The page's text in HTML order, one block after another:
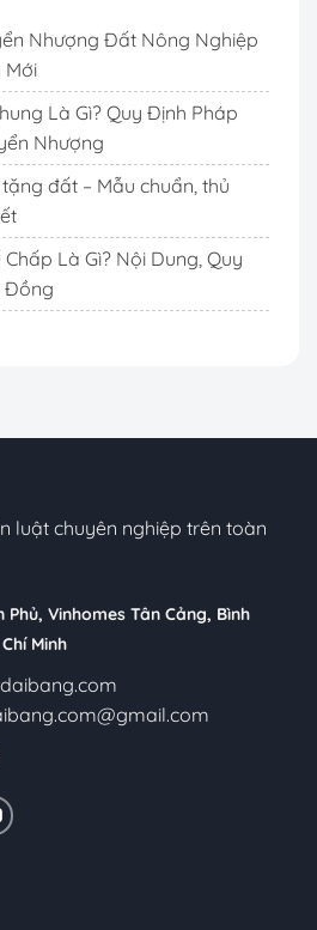
Nhượng Đất Nông Nghiệp
Mới
Là Gì? Quy Định Pháp
Nhượng
đất – Mẫu chuẩn, thủ
Là Gì? Nội Dung, Quy
Đồng
luật chuyên nghiệp trên toàn
Vinhomes Tân Cảng, Bình
Minh